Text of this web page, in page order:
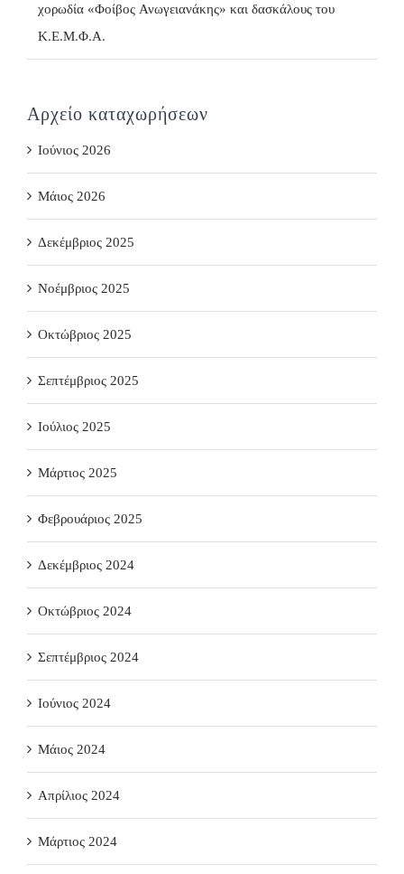
χορωδία «Φοίβος Ανωγειανάκης» και δασκάλους του
Κ.Ε.Μ.Φ.Α.
Αρχείο καταχωρήσεων
Ιούνιος 2026
Μάιος 2026
Δεκέμβριος 2025
Νοέμβριος 2025
Οκτώβριος 2025
Σεπτέμβριος 2025
Ιούλιος 2025
Μάρτιος 2025
Φεβρουάριος 2025
Δεκέμβριος 2024
Οκτώβριος 2024
Σεπτέμβριος 2024
Ιούνιος 2024
Μάιος 2024
Απρίλιος 2024
Μάρτιος 2024